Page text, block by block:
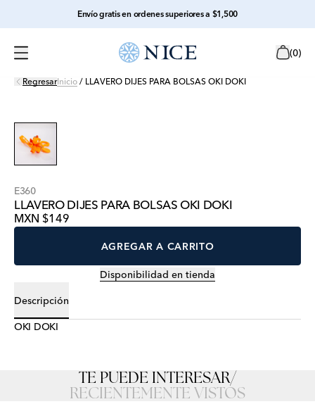
Envío gratis en ordenes superiores a $1,500
(0)
RegresarInicio / LLAVERO DIJES PARA BOLSAS OKI DOKI
E360
LLAVERO DIJES PARA BOLSAS OKI DOKI
MXN $149
AGREGAR A CARRITO
Disponibilidad en tienda
Descripción
OKI DOKI
TE PUEDE INTERESAR/
RECIENTEMENTE VISTOS